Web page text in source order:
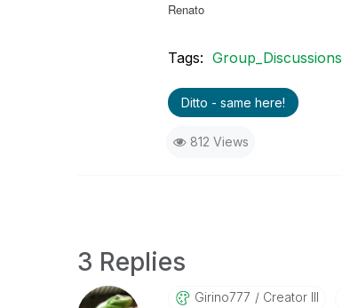
Renato
Tags: Group_Discussions
Ditto - same here!
812 Views
3 Replies
Girino777 Creator III